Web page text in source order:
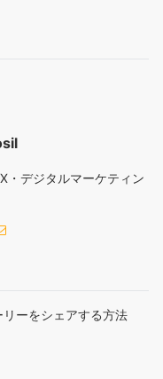
・デジタルマーケティン
ーをシェアする方法